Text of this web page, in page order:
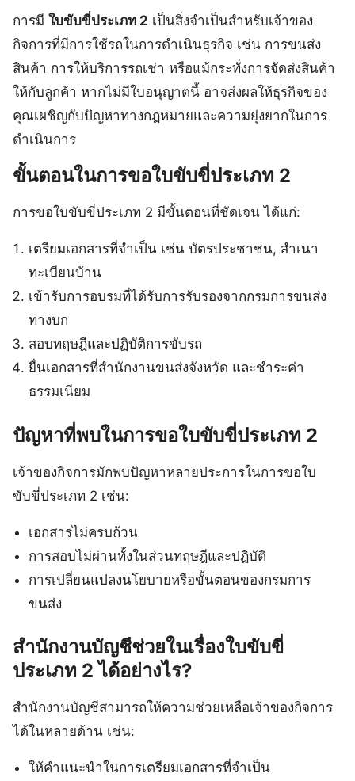
การมี ใบขับขี่ประเภท 2 เป็นสิ่งจำเป็นสำหรับเจ้าของ
กิจการที่มีการใช้รถในการดำเนินธุรกิจ เช่น การขนส่ง
สินค้า การให้บริการรถเช่า หรือแม้กระทั่งการจัดส่งสินค้า
ให้กับลูกค้า หากไม่มีใบอนุญาตนี้ อาจส่งผลให้ธุรกิจของ
คุณเผชิญกับปัญหาทางกฎหมายและความยุ่งยากในการ
ดำเนินการ
ขั้นตอนในการขอใบขับขี่ประเภท 2
การขอใบขับขี่ประเภท 2 มีขั้นตอนที่ชัดเจน ได้แก่:
เตรียมเอกสารที่จำเป็น เช่น บัตรประชาชน, สำเนา
ทะเบียนบ้าน
เข้ารับการอบรมที่ได้รับการรับรองจากกรมการขนส่ง
ทางบก
สอบทฤษฎีและปฏิบัติการขับรถ
ยื่นเอกสารที่สำนักงานขนส่งจังหวัด และชำระค่า
ธรรมเนียม
ปัญหาที่พบในการขอใบขับขี่ประเภท 2
เจ้าของกิจการมักพบปัญหาหลายประการในการขอใบ
ขับขี่ประเภท 2 เช่น:
เอกสารไม่ครบถ้วน
การสอบไม่ผ่านทั้งในส่วนทฤษฎีและปฏิบัติ
การเปลี่ยนแปลงนโยบายหรือขั้นตอนของกรมการ
ขนส่ง
สำนักงานบัญชีช่วยในเรื่องใบขับขี่
ประเภท 2 ได้อย่างไร?
สำนักงานบัญชีสามารถให้ความช่วยเหลือเจ้าของกิจการ
ได้ในหลายด้าน เช่น:
ให้คำแนะนำในการเตรียมเอกสารที่จำเป็น